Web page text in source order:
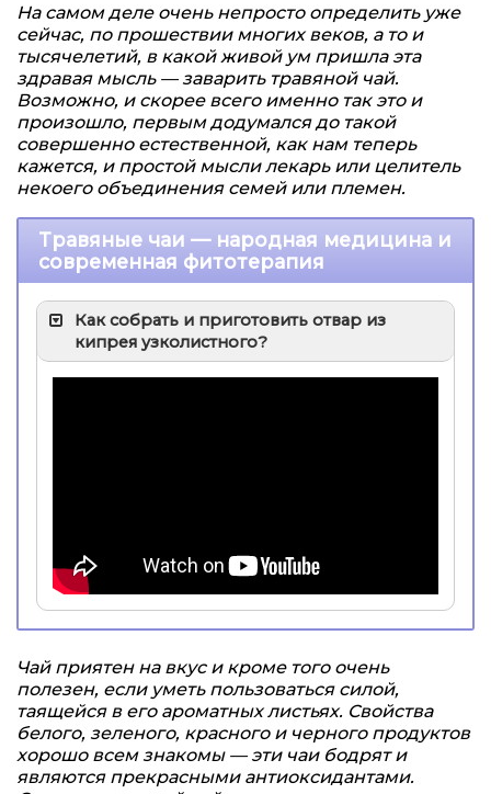
На самом деле очень непросто определить уже
сейчас, по прошествии многих веков, а то и
тысячелетий, в какой живой ум пришла эта
здравая мысль — заварить травяной чай.
Возможно, и скорее всего именно так это и
произошло, первым додумался до такой
совершенно естественной, как нам теперь
кажется, и простой мысли лекарь или целитель
некоего объединения семей или племен.
Травяные чаи — народная медицина и
современная фитотерапия
Как собрать и приготовить отвар из
кипрея узколистного?
Чай приятен на вкус и кроме того очень
полезен, если уметь пользоваться силой,
таящейся в его ароматных листьях. Свойства
белого, зеленого, красного и черного продуктов
хорошо всем знакомы — эти чаи бодрят и
являются прекрасными антиоксидантами.